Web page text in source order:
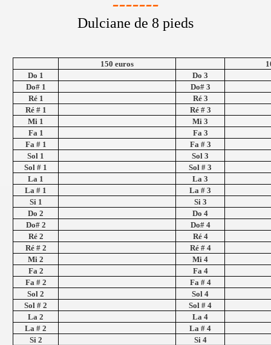
Dulciane de 8 pieds
150 euros
Do 1
Do 3
Do# 1
Do# 3
Ré 1
Ré 3
Ré # 1
Ré # 3
Mi 1
Mi 3
Fa 1
Fa 3
Fa # 1
Fa # 3
Sol 1
Sol 3
Sol # 1
Sol # 3
La 1
La 3
La # 1
La # 3
Si 1
Si 3
Do 2
Do 4
Do# 2
Do# 4
Ré 2
Ré 4
Ré # 2
Ré # 4
Mi 2
Mi 4
Fa 2
Fa 4
Fa # 2
Fa # 4
Sol 2
Sol 4
Sol # 2
Sol # 4
La 2
La 4
La # 2
La # 4
Si 2
Si 4